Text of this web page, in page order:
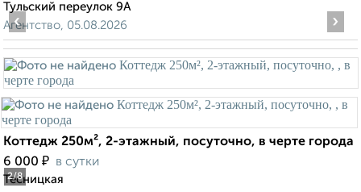
Тульский переулок 9А
Агентство, 05.08.2026
2/8
‹ ›
Коттедж 250м², 2-этажный, посуточно, в черте города
6 000 ₽ в сутки
Тесницкая